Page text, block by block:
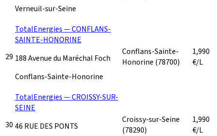
Verneuil-sur-Seine
29
TotalEnergies — CONFLANS-
SAINTE-HONORINE
188 Avenue du Maréchal Foch
Conflans-Sainte-Honorine
Conflans-Sainte-
Honorine (78700)
1,990
€/L
30
TotalEnergies — CROISSY-SUR-
SEINE
46 RUE DES PONTS
Croissy-sur-Seine
(78290)
1,990
€/L